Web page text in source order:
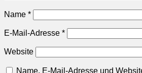
Name *
E-Mail-Adresse *
Website
Name, E-Mail-Adresse und